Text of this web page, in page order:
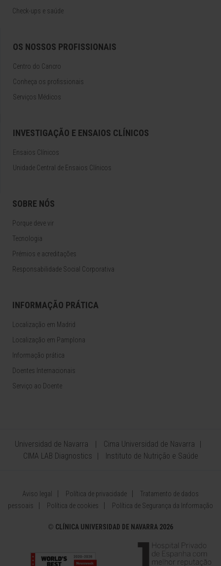
Check-ups e saúde
OS NOSSOS PROFISSIONAIS
Centro do Cancro
Conheça os profissionais
Serviços Médicos
INVESTIGAÇÃO E ENSAIOS CLÍNICOS
Ensaios Clínicos
Unidade Central de Ensaios Clínicos
SOBRE NÓS
Porque deve vir
Tecnologia
Prémios e acreditações
Responsabilidade Social Corporativa
INFORMAÇÃO PRÁTICA
Localização em Madrid
Localização em Pamplona
Informação prática
Doentes Internacionais
Serviço ao Doente
Universidad de Navarra
Cima Universidad de Navarra
CIMA LAB Diagnostics
Instituto de Nutrição e Saúde
Aviso legal Política de privacidade
Tratamento de dados
pessoais
Política de cookies Política de Segurança da Informação
© CLÍNICA UNIVERSIDAD DE NAVARRA 2026